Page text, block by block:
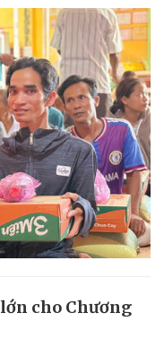
cho Chương